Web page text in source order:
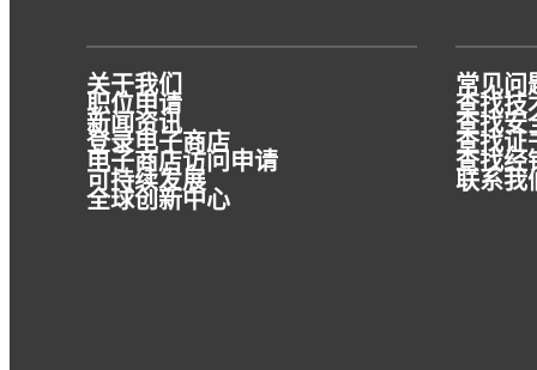
要实现回收利用，关键要保证材料的相容
性。汉高粘合剂是构成解决方案的组成部
分。
关于我们
职位申请
新闻资讯
登录电子商店
电子商店访问申请
可持续发展
全球创新中心
常见问
查找技
查找安
查找证
查找经
联系我